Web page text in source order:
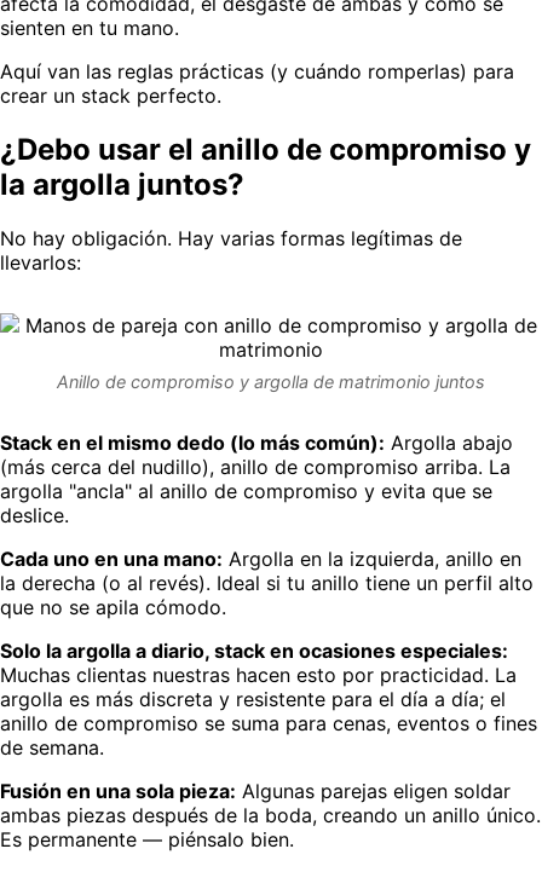
sienten en tu mano.
Aquí van las reglas prácticas (y cuándo romperlas) para
crear un stack perfecto.
¿Debo usar el anillo de compromiso y
la argolla juntos?
No hay obligación. Hay varias formas legítimas de
llevarlos:
Anillo de compromiso y argolla de matrimonio juntos
Stack en el mismo dedo (lo más común): Argolla abajo
(más cerca del nudillo), anillo de compromiso arriba. La
argolla "ancla" al anillo de compromiso y evita que se
deslice.
Cada uno en una mano: Argolla en la izquierda, anillo en
la derecha (o al revés). Ideal si tu anillo tiene un perfil alto
que no se apila cómodo.
Solo la argolla a diario, stack en ocasiones especiales:
Muchas clientas nuestras hacen esto por practicidad. La
argolla es más discreta y resistente para el día a día; el
anillo de compromiso se suma para cenas, eventos o fines
de semana.
Fusión en una sola pieza: Algunas parejas eligen soldar
ambas piezas después de la boda, creando un anillo único.
Es permanente — piénsalo bien.